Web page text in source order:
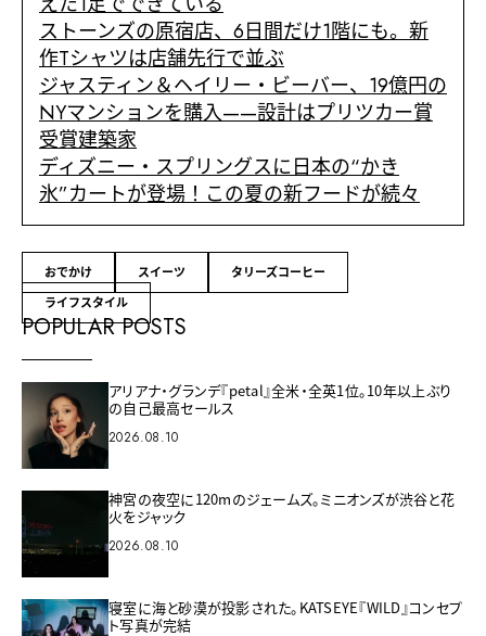
ストーンズの原宿店、6日間だけ1階にも。新
作Tシャツは店舗先行で並ぶ
ジャスティン＆ヘイリー・ビーバー、19億円の
NYマンションを購入——設計はプリツカー賞
受賞建築家
ディズニー・スプリングスに日本の“かき
氷”カートが登場！この夏の新フードが続々
おでかけ スイーツ
タリーズコーヒー
ライフスタイル
POPULAR POSTS
アリアナ・グランデ『petal』全米・全英1位。10年以上ぶり
の自己最高セールス
2026.08.10
神宮の夜空に120mのジェームズ。ミニオンズが渋谷と花
火をジャック
2026.08.10
寝室に海と砂漠が投影された。KATSEYE『WILD』コンセプ
ト写真が完結